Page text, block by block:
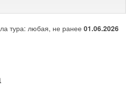
тура: любая, не ранее 01.06.2026